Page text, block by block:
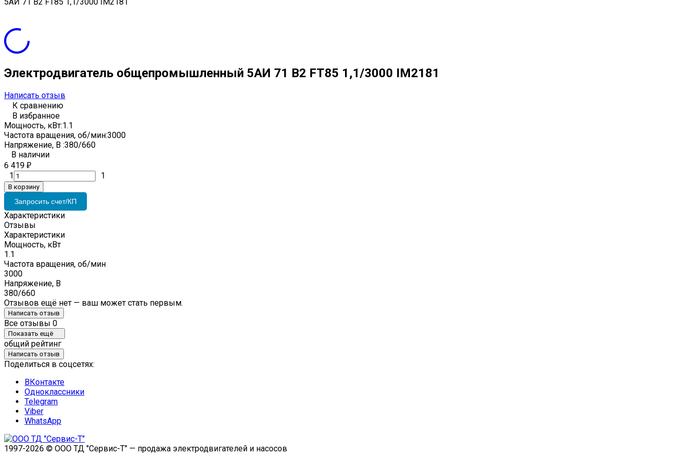
Электродвигатель общепромышленный 5АИ 71 В2 FT85 1,1/3000 IM2181
Написать отзыв
К сравнению
В избранное
Мощность, кВт:1.1
Частота вращения, об/мин:3000
Напряжение, В :380/660
В наличии
6 419 ₽
1 1
В корзину
Запросить счет/КП
Характеристики
Отзывы
Характеристики
Мощность, кВт
1.1
Частота вращения, об/мин
3000
Напряжение, В
380/660
Отзывов ещё нет — ваш может стать первым.
Написать отзыв
Все отзывы 0
Показать ещё
общий рейтинг
Написать отзыв
Поделиться в соцсетях:
ВКонтакте
Одноклассники
Telegram
Viber
WhatsApp
1997-2026 © ООО ТД "Сервис-Т" — продажа электродвигателей и насосов